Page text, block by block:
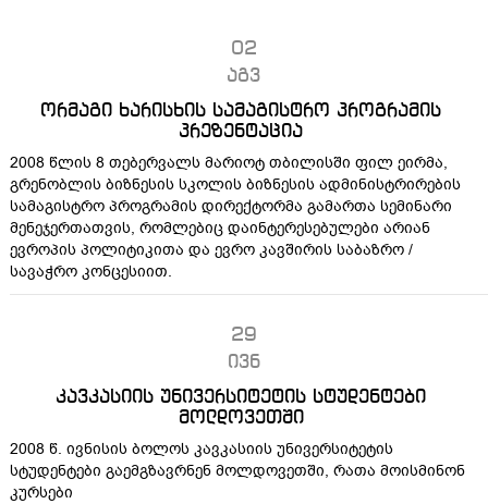
02
აგვ
ორმაგი ხარისხის სამაგისტრო პროგრამის
პრეზენტაცია
2008 წლის 8 თებერვალს მარიოტ თბილისში ფილ ეირმა,
გრენობლის ბიზნესის სკოლის ბიზნესის ადმინისტრირების
სამაგისტრო პროგრამის დირექტორმა გამართა სემინარი
მენეჯერთათვის, რომლებიც დაინტერესებულები არიან
ევროპის პოლიტიკითა და ევრო კავშირის საბაზრო /
სავაჭრო კონცესიით.
29
ივნ
კავკასიის უნივერსიტეტის სტუდენტები
მოლდოვეთში
2008 წ. ივნისის ბოლოს კავკასიის უნივერსიტეტის
სტუდენტები გაემგზავრნენ მოლდოვეთში, რათა მოისმინონ
კურსები